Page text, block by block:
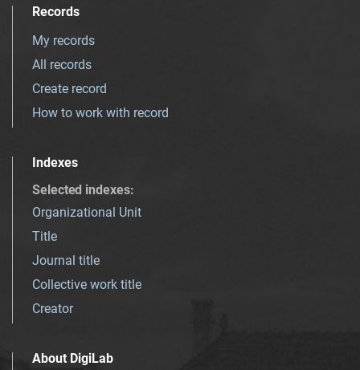
Records
My records
All records
Create record
How to work with record
Indexes
Selected indexes:
Organizational Unit
Title
Journal title
Collective work title
Creator
About DigiLab